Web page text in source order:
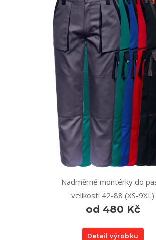
Nadměrné montérky do
velikosti 42-88 (XS-9XL)
od 480 Kč
Detail výrobku